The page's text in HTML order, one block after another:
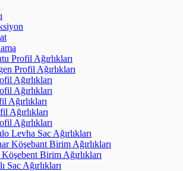
Profil Ağırlıkları
Profil Ağırlıkları
Ağırlıkları
Ağırlıkları
Ağırlıkları
Ağırlıkları
Ağırlıkları
Levha Sac Ağırlıkları
Köşebant Birim Ağırlıkları
Birim Ağırlıkları
Sac Ağırlıkları